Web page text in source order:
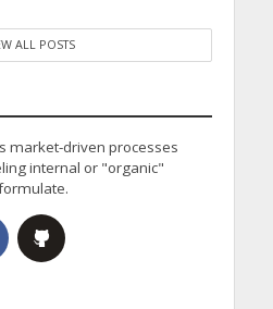
ALL POSTS
market-driven processes
internal or "organic"